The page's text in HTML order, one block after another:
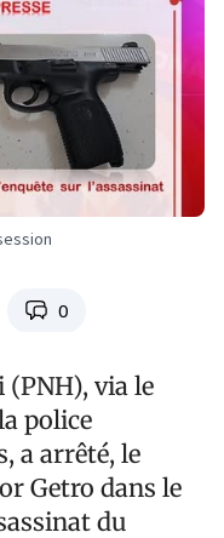
0
(PNH), via le
police
a arrêté, le
Getro dans le
du